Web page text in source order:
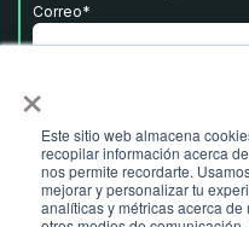
×
Este sitio web almacena
recopilar información acerca
nos permite recordarte.
mejorar y personalizar tu
analíticas y métricas acerca
Correo*